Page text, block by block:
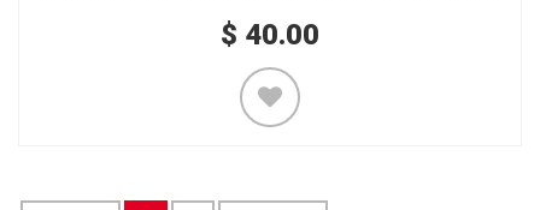
$ 40.00